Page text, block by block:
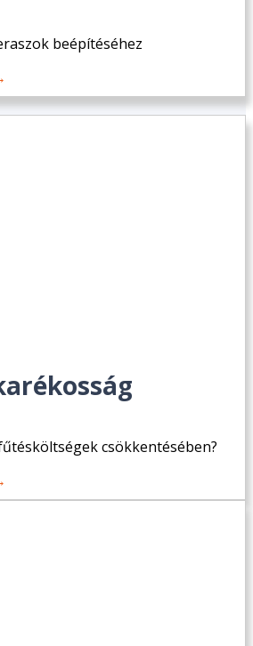
beépítéséhez
csökkentésében?